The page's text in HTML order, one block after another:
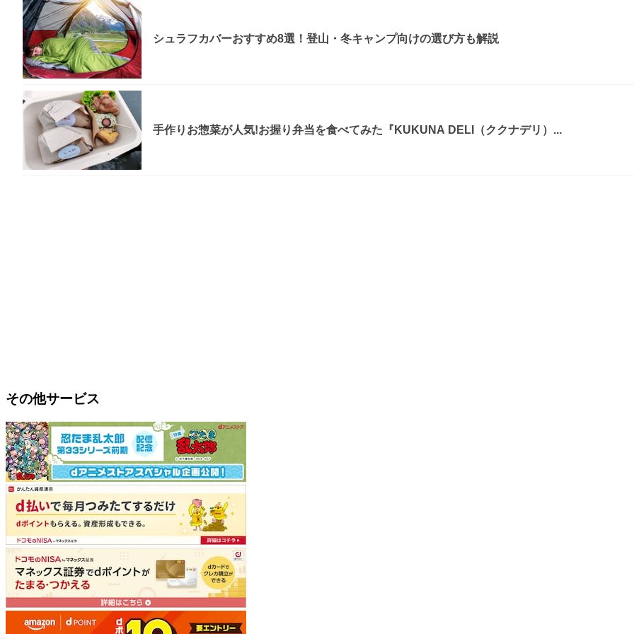
シュラフカバーおすすめ8選！登山・冬キャンプ向けの選び方も解説
手作りお惣菜が人気!お握り弁当を食べてみた『KUKUNA DELI（ククナデリ）...
その他サービス